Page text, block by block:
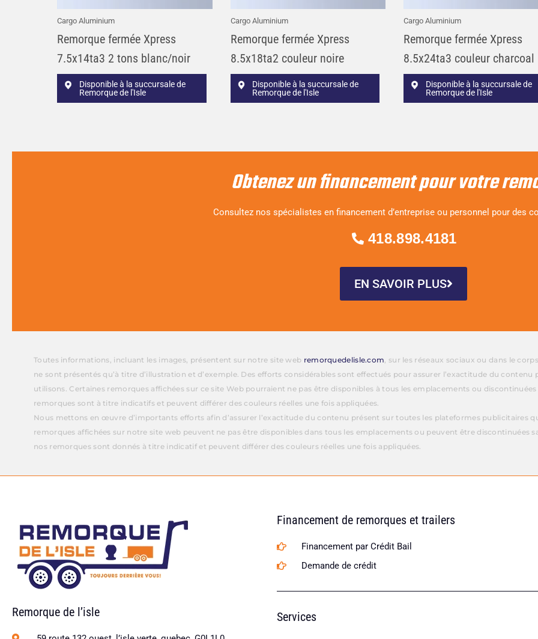
Cargo Aluminium
Remorque fermée Xpress
7.5x14ta3 2 tons blanc/noir
Disponible à la succursale de
Remorque de l'Isle
Cargo Aluminium
Remorque fermée Xpress
8.5x18ta2 couleur noire
Disponible à la succursale de
Remorque de l'Isle
Cargo Aluminium
Remorque fermée Xpress
8.5x24ta3 couleur charcoal
Disponible à la succursale de
Remorque de l'Isle
Obtenez un financement pour votre
Consultez nos spécialistes en financement d’entreprise ou personnel pour des
418.898.4181
EN SAVOIR PLUS
Toutes informations, incluant les images, présentent sur notre site web remorquedelisle.com, sur les réseaux sociaux ou dans le
ne sont présentés qu’à titre d’illustration et d’exemple. Des efforts considérables sont effectués pour assurer l’exactitude du
utilisons. Certaines remorques affichées sur ce site Web pourraient ne pas être disponibles à tous les emplacements ou
remorques sont à titre indicatifs et peuvent différer des couleurs réelles une fois appliquées.
Nous mettons en œuvre d’importants efforts afin d’assurer l’exactitude du contenu présent sur toutes les plateformes publicitaires
remorques affichées sur notre site web peuvent ne pas être disponibles dans tous les emplacements ou peuvent être discontinuées
nos remorques sont donnés à titre indicatif et peuvent différer des couleurs réelles une fois appliquées.
Remorque de l’isle
Financement de remorques et trailers
Financement par Crédit Bail
Demande de crédit
Services